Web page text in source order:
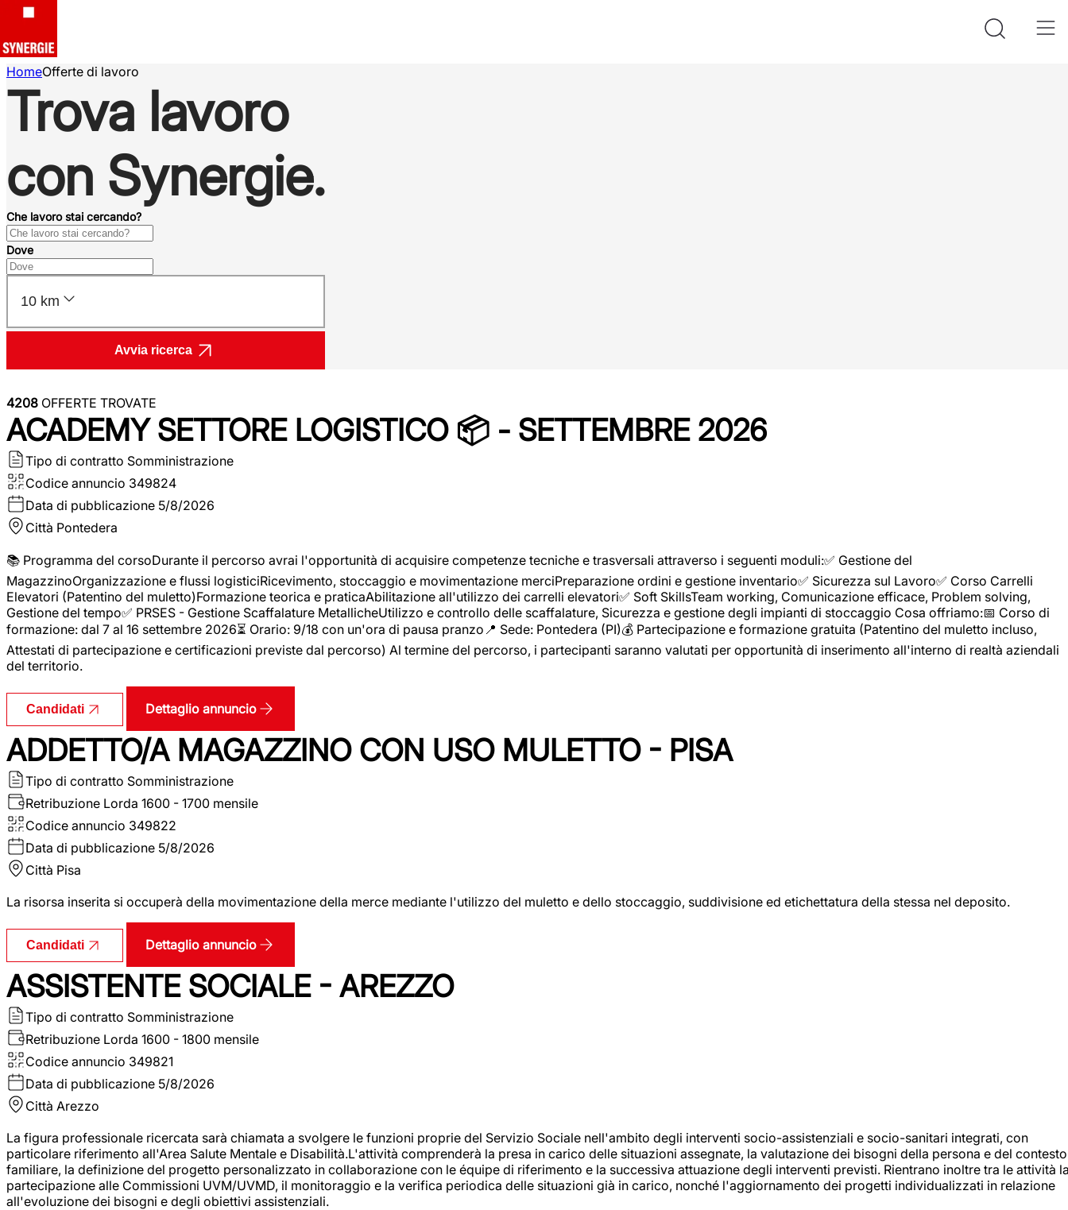
HomeOfferte di lavoro
Trova lavoro
con Synergie.
Che lavoro stai cercando?
Dove
10 km
Avvia ricerca
4208 OFFERTE TROVATE
ACADEMY SETTORE LOGISTICO 📦 - SETTEMBRE 2026
Tipo di contratto Somministrazione
Codice annuncio 349824
Data di pubblicazione 5/8/2026
Città Pontedera
📚 Programma del corsoDurante il percorso avrai l'opportunità di acquisire competenze tecniche e trasversali attraverso i seguenti moduli:✅ Gestione del
MagazzinoOrganizzazione e flussi logisticiRicevimento, stoccaggio e movimentazione merciPreparazione ordini e gestione inventario✅ Sicurezza sul Lavoro✅ Corso Carrelli
Elevatori (Patentino del muletto)Formazione teorica e praticaAbilitazione all'utilizzo dei carrelli elevatori✅ Soft SkillsTeam working, Comunicazione efficace, Problem solving,
Gestione del tempo✅ PRSES - Gestione Scaffalature MetallicheUtilizzo e controllo delle scaffalature, Sicurezza e gestione degli impianti di stoccaggio Cosa offriamo:📅 Corso di
formazione: dal 7 al 16 settembre 2026⏳ Orario: 9/18 con un'ora di pausa pranzo📍 Sede: Pontedera (PI)💰 Partecipazione e formazione gratuita (Patentino del muletto incluso,
Attestati di partecipazione e certificazioni previste dal percorso) Al termine del percorso, i partecipanti saranno valutati per opportunità di inserimento all'interno di realtà aziendali
del territorio.
Candidati Dettaglio annuncio
ADDETTO/A MAGAZZINO CON USO MULETTO - PISA
Tipo di contratto Somministrazione
Retribuzione Lorda 1600 - 1700 mensile
Codice annuncio 349822
Data di pubblicazione 5/8/2026
Città Pisa
La risorsa inserita si occuperà della movimentazione della merce mediante l'utilizzo del muletto e dello stoccaggio, suddivisione ed etichettatura della stessa nel deposito.
Candidati Dettaglio annuncio
ASSISTENTE SOCIALE - AREZZO
Tipo di contratto Somministrazione
Retribuzione Lorda 1600 - 1800 mensile
Codice annuncio 349821
Data di pubblicazione 5/8/2026
Città Arezzo
La figura professionale ricercata sarà chiamata a svolgere le funzioni proprie del Servizio Sociale nell'ambito degli interventi socio-assistenziali e socio-sanitari integrati, con
particolare riferimento all'Area Salute Mentale e Disabilità.L'attività comprenderà la presa in carico delle situazioni assegnate, la valutazione dei bisogni della persona e del contesto
familiare, la definizione del progetto personalizzato in collaborazione con le équipe di riferimento e la successiva attuazione degli interventi previsti. Rientrano inoltre tra le attività
partecipazione alle Commissioni UVM/UVMD, il monitoraggio e la verifica periodica delle situazioni già in carico, nonché l'aggiornamento dei progetti individualizzati in relazione
all'evoluzione dei bisogni e degli obiettivi assistenziali.